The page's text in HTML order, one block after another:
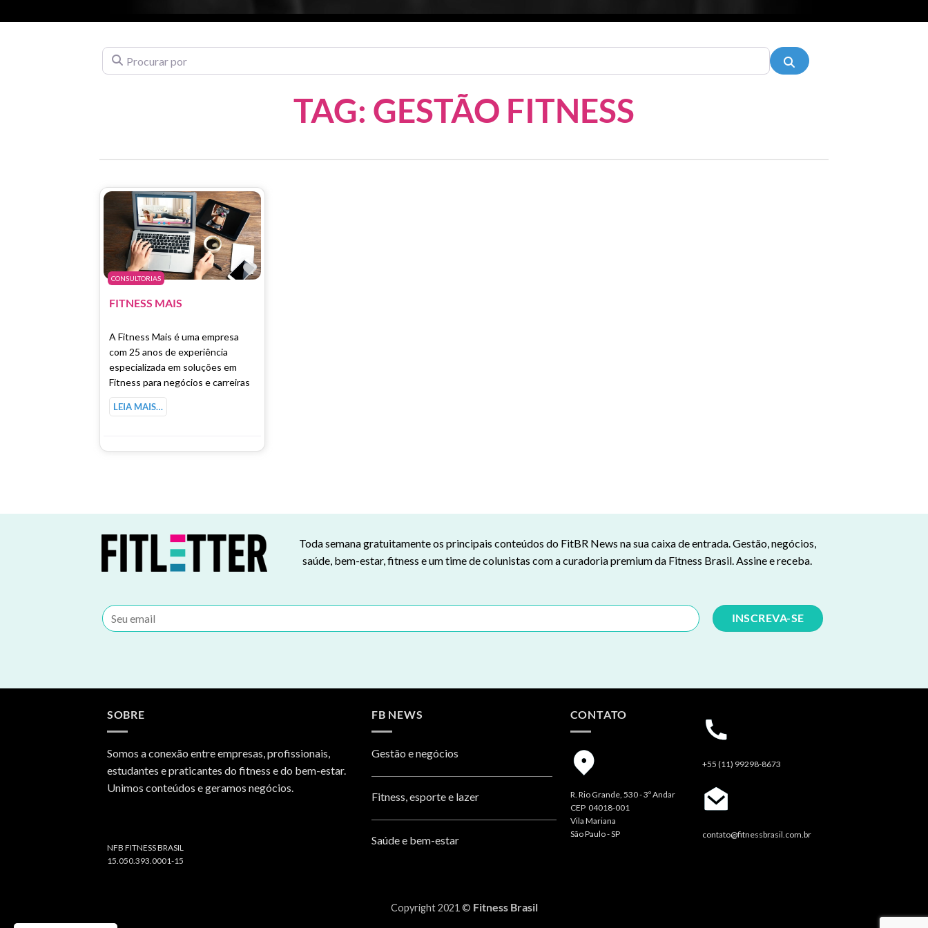
Procurar por Pesquisar
TAG: GESTÃO FITNESS
CONSULTORIAS
Marcar como Favorito
FITNESS MAIS
A Fitness Mais é uma empresa
com 25 anos de experiência
especializada em soluções em
Fitness para negócios e carreiras
LEIA MAIS…
Toda semana gratuitamente os principais conteúdos do FitBR News na sua caixa de entrada. Gestão, negócios,
saúde, bem-estar, fitness e um time de colunistas com a curadoria premium da Fitness Brasil. Assine e receba.
SOBRE
Somos a conexão entre empresas, profissionais,
estudantes e praticantes do fitness e do bem-estar.
Unimos conteúdos e geramos negócios.
NFB FITNESS BRASIL
15.050.393.0001-15
FB NEWS
Gestão e negócios
Fitness, esporte e lazer
Saúde e bem-estar
CONTATO
R. Rio Grande, 530 - 3º Andar
CEP 04018-001
Vila Mariana
São Paulo - SP
+55 (11) 99298-8673
contato@fitnessbrasil.com.br
Copyright 2021 © Fitness Brasil